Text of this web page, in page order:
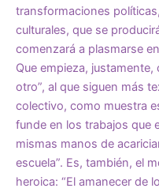
transformaciones
culturales, que se
comenzará a plasmarse en
Que empieza,
otro”, al que siguen más
colectivo, como muestra
funde en los trabajos que
mismas manos de
escuela”. Es, también, el
heroica: “El amanecer de